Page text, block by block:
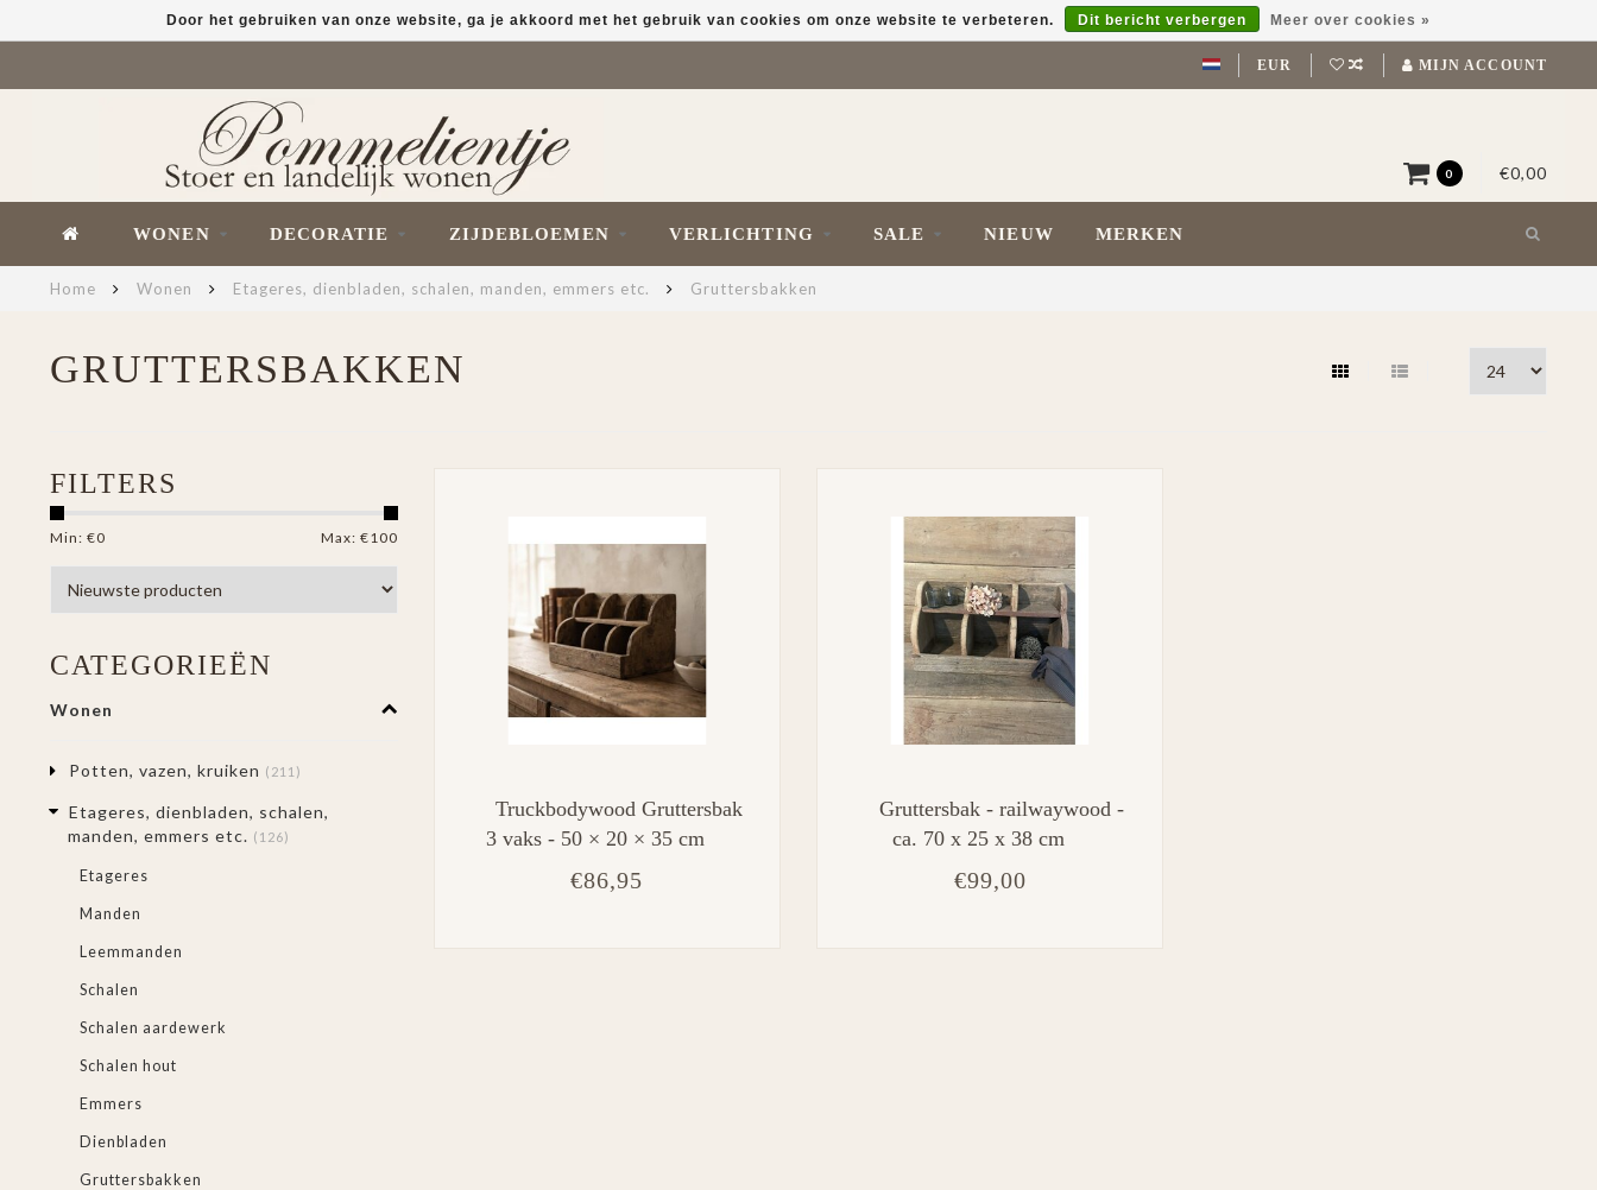
EUR MIJN ACCOUNT
0 €0,00
WONEN DECORATIE ZIJDEBLOEMEN VERLICHTING SALE NIEUW MERKEN
Home Wonen Etageres, dienbladen, schalen, manden, emmers etc. Gruttersbakken
GRUTTERSBAKKEN
FILTERS
Min: €0 Max: €100
CATEGORIEËN
Wonen
Potten, vazen, kruiken (211)
Etageres, dienbladen, schalen,
manden, emmers etc. (126)
Etageres
Manden
Leemmanden
Schalen
Schalen aardewerk
Schalen hout
Emmers
Dienbladen
Gruttersbakken
Truckbodywood Gruttersbak
3 vaks - 50 × 20 × 35 cm
€86,95
Gruttersbak - railwaywood -
ca. 70 x 25 x 38 cm
€99,00
Door het gebruiken van onze website, ga je akkoord met het gebruik van cookies om onze website te verbeteren. Dit bericht verbergen Meer over cookies »